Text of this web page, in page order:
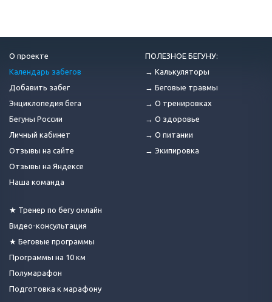
О проекте
Календарь забегов
Добавить забег
Энциклопедия бега
Бегуны России
Личный кабинет
Отзывы на сайте
Отзывы на Яндексе
Наша команда
★ Тренер по бегу онлайн
Видео-консультация
★ Беговые программы
Программы на 10 км
Полумарафон
Подготовка к марафону
ПОЛЕЗНОЕ БЕГУНУ:
→ Калькуляторы
→ Беговые травмы
→ О тренировках
→ О здоровье
→ О питании
→ Экипировка